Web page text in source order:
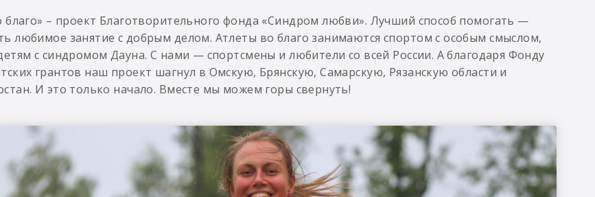
благо» – проект Благотворительного фонда «Синдром любви». Лучший способ помогать —
любимое занятие с добрым делом. Атлеты во благо занимаются спортом с особым смыслом,
с синдромом Дауна. С нами — спортсмены и любители со всей России. А благодаря Фонду
грантов наш проект шагнул в Омскую, Брянскую, Самарскую, Рязанскую области и
И это только начало. Вместе мы можем горы свернуть!